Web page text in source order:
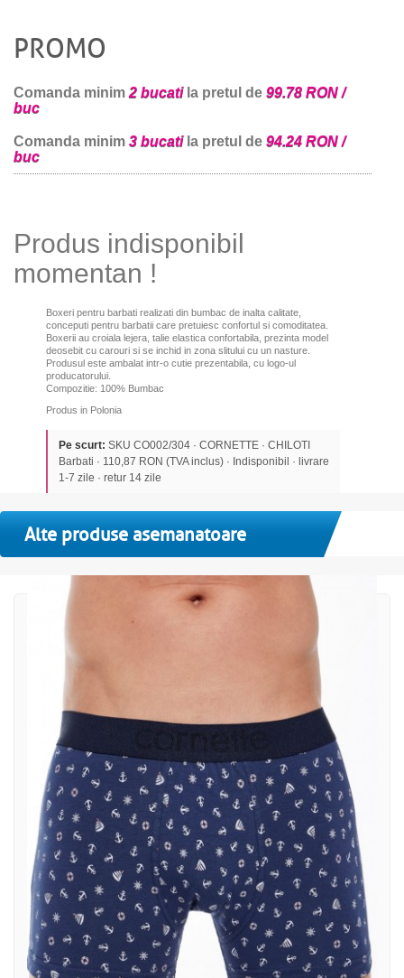
PROMO
Comanda minim 2 bucatila pretul de 99.78 RON /
buc
Comanda minim 3 bucatila pretul de 94.24 RON /
buc
Produs indisponibil
momentan !
Boxeri pentru barbati realizati din bumbac de inalta calitate,
conceputi pentru barbatii care pretuiesc confortul si comoditatea.
Boxerii au croiala lejera, talie elastica confortabila, prezinta model
deosebit cu carouri si se inchid in zona slitului cu un nasture.
Produsul este ambalat intr-o cutie prezentabila, cu logo-ul
producatorului.
Compozitie: 100% Bumbac
Produs in Polonia
Pe scurt: SKU CO002/304 · CORNETTE · CHILOTI
Barbati · 110,87 RON (TVA inclus) · Indisponibil · livrare
1-7 zile · retur 14 zile
Alte produse asemanatoare